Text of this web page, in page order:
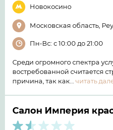
Новокосино
Московская область,
Пн-Вс: с 10:00 до 21:00
Среди огромного спектра
востребованной считается
причина, так как… читать
Салон Империя